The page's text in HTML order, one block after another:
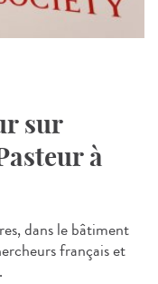
sur
à
dans le bâtiment
français et